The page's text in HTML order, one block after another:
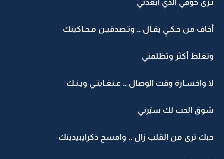
تـرى خوفي الذي أبعدني
أخاف من حـكـيٍ يقـال .. وتـصدقيـن مـحـاكينك
وتغلط أكثر وتظلمني
لا واخسـارة وقت الوصال .. عـنغـايتـي ويـنـك
شوق الحب لك سيّرني
حبك ترى من القلب زال .. وامسح ذكرايبيدينك